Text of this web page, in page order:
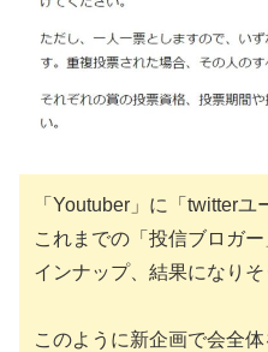
「Youtuber」に「twitterユ
これまでの「投信ブロガ
インナップ、結果になりそ
このように新企画で会全